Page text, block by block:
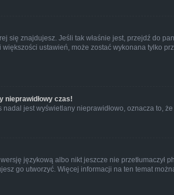
się znajdujesz. Jeśli tak właśnie jest, przejdź do
ustawień, może zostać wykonana tylko
nieprawidłowy czas!
jest wyświetlany nieprawidłowo, oznacza to,
językową albo nikt jeszcze nie
go utworzyć. Więcej informacji na ten temat